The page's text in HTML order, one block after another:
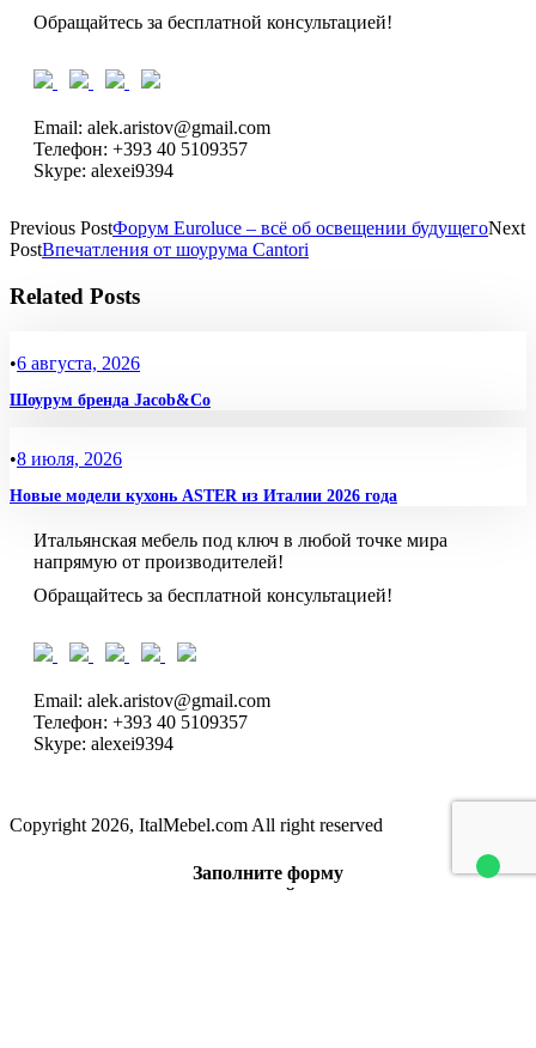
Обращайтесь за бесплатной консультацией!
Email: alek.aristov@gmail.com
Телефон: +393 40 5109357
Skype: alexei9394
Previous PostФорум Euroluce – всё об освещении будущегоNext
PostВпечатления от шоурума Cantori
Related Posts
•6 августа, 2026
Шоурум бренда Jacob&Co
•8 июля, 2026
Новые модели кухонь ASTER из Италии 2026 года
Итальянская мебель под ключ в любой точке мира
напрямую от производителей!
Обращайтесь за бесплатной консультацией!
Email: alek.aristov@gmail.com
Телефон: +393 40 5109357
Skype: alexei9394
Copyright 2026, ItalMebel.com All right reserved
Заполните форму
и получите прайс на почту